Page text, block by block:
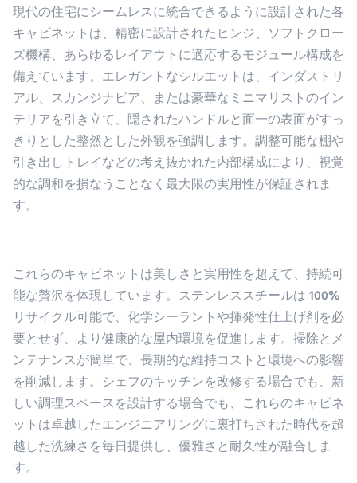
現代の住宅にシームレスに統合できるように設計された各
キャビネットは、精密に設計されたヒンジ、ソフトクロー
ズ機構、あらゆるレイアウトに適応するモジュール構成を
備えています。エレガントなシルエットは、インダストリ
アル、スカンジナビア、または豪華なミニマリストのイン
テリアを引き立て、隠されたハンドルと面一の表面がすっ
きりとした整然とした外観を強調します。調整可能な棚や
引き出しトレイなどの考え抜かれた内部構成により、視覚
的な調和を損なうことなく最大限の実用性が保証されま
す。
これらのキャビネットは美しさと実用性を超えて、持続可
能な贅沢を体現しています。ステンレススチールは 100%
リサイクル可能で、化学シーラントや揮発性仕上げ剤を必
要とせず、より健康的な屋内環境を促進します。掃除とメ
ンテナンスが簡単で、長期的な維持コストと環境への影響
を削減します。シェフのキッチンを改修する場合でも、新
しい調理スペースを設計する場合でも、これらのキャビネ
ットは卓越したエンジニアリングに裏打ちされた時代を超
越した洗練さを毎日提供し、優雅さと耐久性が融合しま
す。